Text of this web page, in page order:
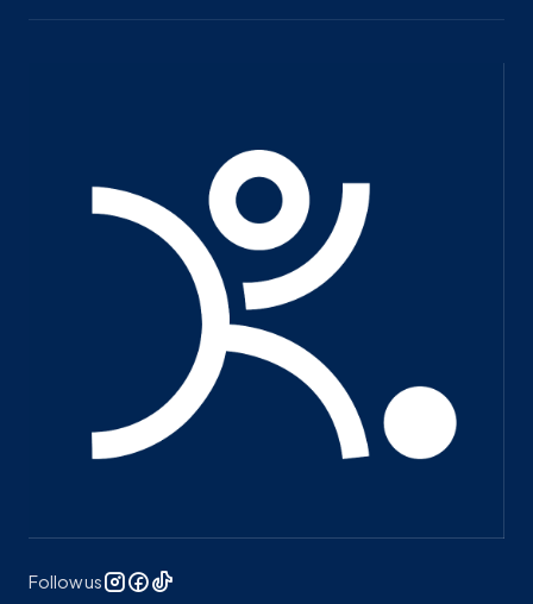
Follow us